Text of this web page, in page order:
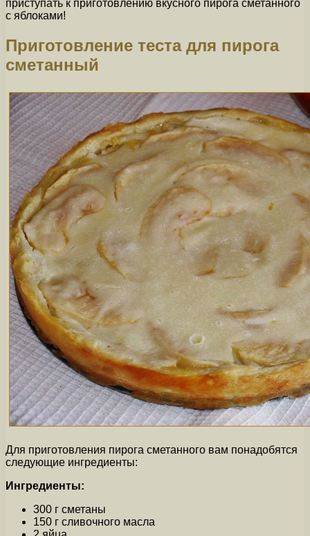
приступать к приготовлению вкусного пирога сметанного
с яблоками!
Приготовление теста для пирога
сметанный
Для приготовления пирога сметанного вам понадобятся
следующие ингредиенты:
Ингредиенты:
300 г сметаны
150 г сливочного масла